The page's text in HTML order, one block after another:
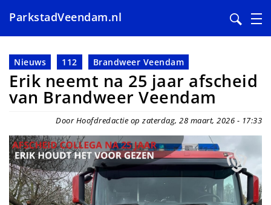
en
naar
de
inhoud
ParkstadVeendam.nl
Nieuws 112 Brandweer Veendam
Erik neemt na 25 jaar afscheid
van Brandweer Veendam
Door Hoofdredactie op zaterdag, 28 maart, 2026 - 17:33